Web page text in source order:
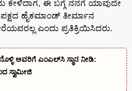
ಕೇಳಿದಾಗ, ಈ ಬಗ್ಗೆ ನನಗೆ ಯಾವುದೇ
ಹೈಕಮಾಂಡ್ ತೀರ್ಮಾನ
ಎಂದು ಪ್ರತಿಕ್ರಿಯಿಸಿದರು.
ಅವರಿಗೆ ಎಂಎಲ್‌ಸಿ ಸ್ಥಾನ ನೀಡಿ:
ಸ್ವಾಮೀಜಿ